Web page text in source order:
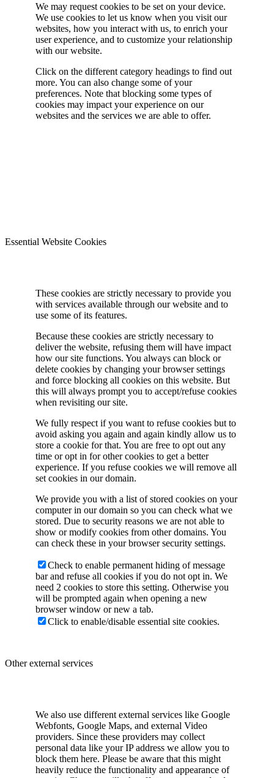
We may request cookies to be set on your device.
We use cookies to let us know when you visit our
websites, how you interact with us, to enrich your
user experience, and to customize your relationship
with our website.
Click on the different category headings to find out
more. You can also change some of your
preferences. Note that blocking some types of
cookies may impact your experience on our
websites and the services we are able to offer.
Essential Website Cookies
These cookies are strictly necessary to provide you
with services available through our website and to
use some of its features.
Because these cookies are strictly necessary to
deliver the website, refusing them will have impact
how our site functions. You always can block or
delete cookies by changing your browser settings
and force blocking all cookies on this website. But
this will always prompt you to accept/refuse cookies
when revisiting our site.
We fully respect if you want to refuse cookies but to
avoid asking you again and again kindly allow us to
store a cookie for that. You are free to opt out any
time or opt in for other cookies to get a better
experience. If you refuse cookies we will remove all
set cookies in our domain.
We provide you with a list of stored cookies on your
computer in our domain so you can check what we
stored. Due to security reasons we are not able to
show or modify cookies from other domains. You
can check these in your browser security settings.
Check to enable permanent hiding of message
bar and refuse all cookies if you do not opt in. We
need 2 cookies to store this setting. Otherwise you
will be prompted again when opening a new
browser window or new a tab.
Click to enable/disable essential site cookies.
Other external services
We also use different external services like Google
Webfonts, Google Maps, and external Video
providers. Since these providers may collect
personal data like your IP address we allow you to
block them here. Please be aware that this might
heavily reduce the functionality and appearance of